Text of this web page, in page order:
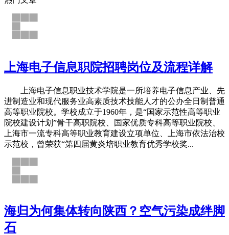
上海电子信息职院招聘岗位及流程详解
上海电子信息职业技术学院是一所培养电子信息产业、先
进制造业和现代服务业高素质技术技能人才的公办全日制普通
高等职业院校。学校成立于1960年，是“国家示范性高等职业
院校建设计划”骨干高职院校、国家优质专科高等职业院校、
上海市一流专科高等职业教育建设立项单位、上海市依法治校
示范校，曾荣获“第四届黄炎培职业教育优秀学校奖...
海归为何集体转向陕西？空气污染成绊脚
石